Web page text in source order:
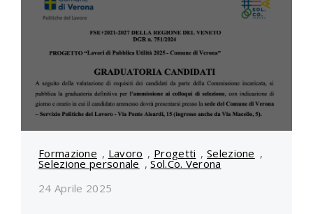
Formazione , Lavoro , Progetti ,Selezione ,
Selezione personale ,Sol.Co. Verona
24 Aprile 2025